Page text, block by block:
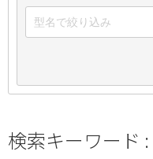
検索キーワード :